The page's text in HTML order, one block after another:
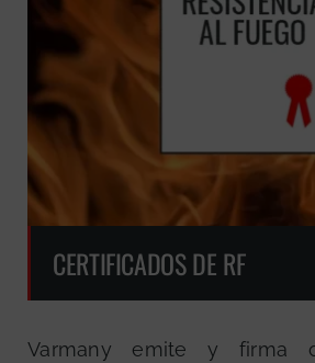
CERTIFICADOS DE RF
Varmany emite y firma